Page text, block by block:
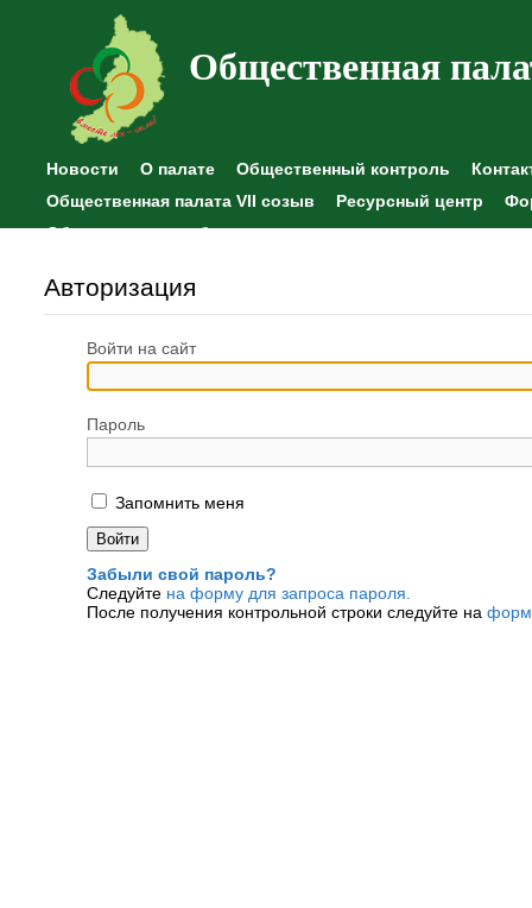
Общественная
Новости О палате Общественный контроль
Общественная палата VII созыв
Ресурсный центр
Общественные наблюдения
Авторизация
Войти на сайт
Пароль
Запомнить меня
Забыли свой пароль?
Следуйте на форму для запроса пароля.
После получения контрольной строки следуйте на